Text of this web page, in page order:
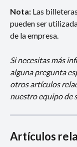
Nota: Las
pueden ser
de la empresa.
Si necesitas más
alguna pregunta
otros artículos
nuestro equipo de
Artículos